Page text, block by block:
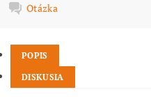
Otázka
POPIS
DISKUSIA